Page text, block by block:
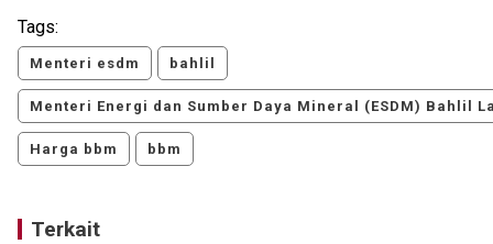
Tags:
Menteri esdm bahlil
Menteri Energi dan Sumber Daya Mineral (ESDM) Bahlil
Harga bbm bbm
Terkait